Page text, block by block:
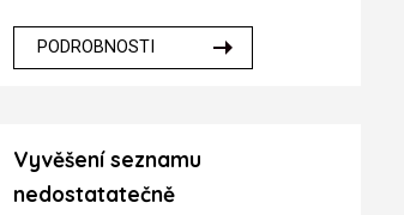
PODROBNOSTI
Vyvěšení seznamu
nedostatatečně